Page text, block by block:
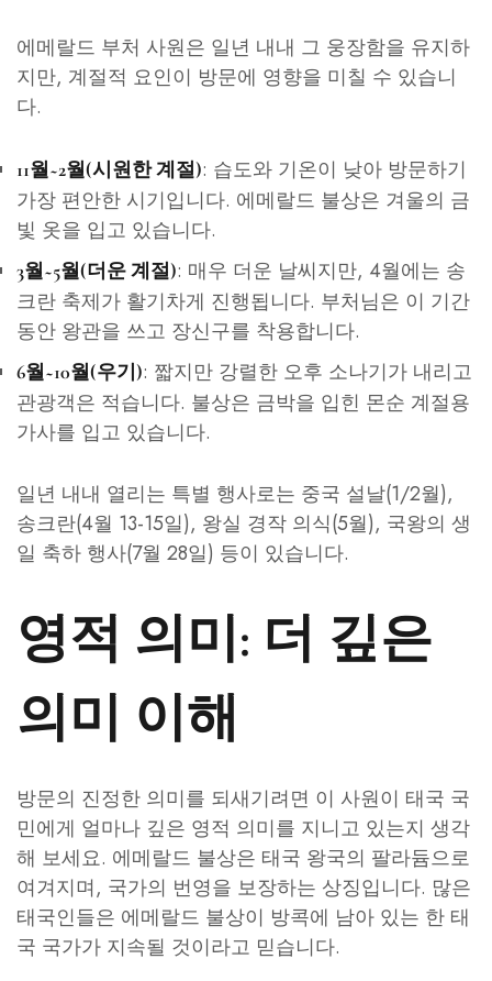
에메랄드 부처 사원은 일년 내내 그 웅장함을 유지하
지만, 계절적 요인이 방문에 영향을 미칠 수 있습니
다.
11월~2월(시원한 계절): 습도와 기온이 낮아 방문하기
가장 편안한 시기입니다. 에메랄드 불상은 겨울의 금
빛 옷을 입고 있습니다.
3월~5월(더운 계절): 매우 더운 날씨지만, 4월에는 송
크란 축제가 활기차게 진행됩니다. 부처님은 이 기간
동안 왕관을 쓰고 장신구를 착용합니다.
6월~10월(우기): 짧지만 강렬한 오후 소나기가 내리고
관광객은 적습니다. 불상은 금박을 입힌 몬순 계절용
가사를 입고 있습니다.
일년 내내 열리는 특별 행사로는 중국 설날(1/2월),
송크란(4월 13-15일), 왕실 경작 의식(5월), 국왕의 생
일 축하 행사(7월 28일) 등이 있습니다.
영적 의미: 더 깊은
의미 이해
방문의 진정한 의미를 되새기려면 이 사원이 태국 국
민에게 얼마나 깊은 영적 의미를 지니고 있는지 생각
해 보세요. 에메랄드 불상은 태국 왕국의 팔라듐으로
여겨지며, 국가의 번영을 보장하는 상징입니다. 많은
태국인들은 에메랄드 불상이 방콕에 남아 있는 한 태
국 국가가 지속될 것이라고 믿습니다.